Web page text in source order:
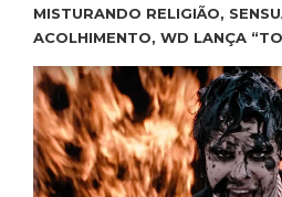
MISTURANDO RELIGIÃO,
ACOLHIMENTO, WD LANÇA